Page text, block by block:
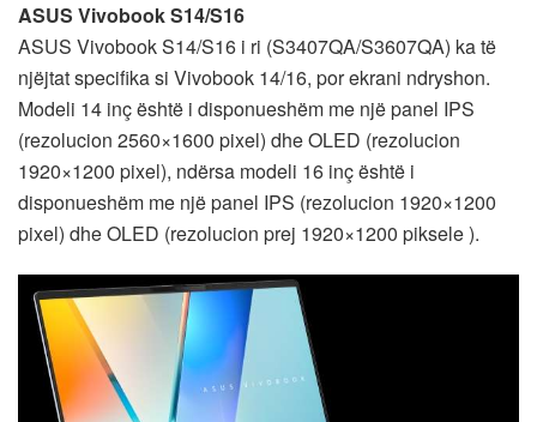
ASUS Vivobook S14/S16
ASUS Vivobook S14/S16 i ri (S3407QA/S3607QA) ka të
njëjtat specifika si Vivobook 14/16, por ekrani ndryshon.
Modeli 14 inç është i disponueshëm me një panel IPS
(rezolucion 2560×1600 pixel) dhe OLED (rezolucion
1920×1200 pixel), ndërsa modeli 16 inç është i
disponueshëm me një panel IPS (rezolucion 1920×1200
pixel) dhe OLED (rezolucion prej 1920×1200 piksele ).